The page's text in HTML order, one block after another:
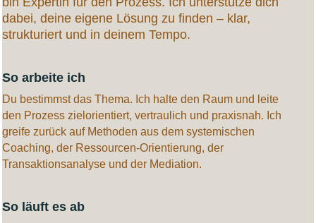
dabei, deine eigene Lösung zu finden – klar,
strukturiert und in deinem Tempo.
So arbeite ich
Du bestimmst das Thema. Ich halte den Raum und leite
den Prozess zielorientiert, vertraulich und praxisnah. Ich
greife zurück auf Methoden aus dem systemischen
Coaching, der Ressourcen-Orientierung, der
Transaktionsanalyse und der Mediation.
So läuft es ab